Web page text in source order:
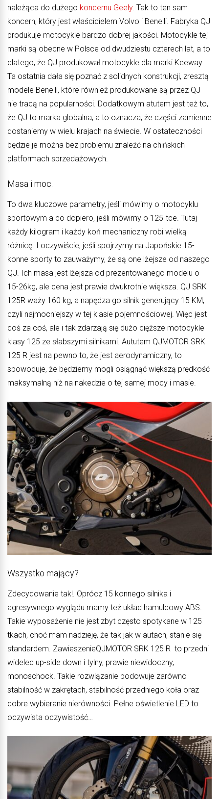
należąca do dużego koncernu Geely. Tak to ten sam
koncern, który jest właścicielem Volvo i Benelli. Fabryka QJ
produkuje motocykle bardzo dobrej jakości. Motocykle tej
marki są obecne w Polsce od dwudziestu czterech lat, a to
dlatego, że QJ produkował motocykle dla marki Keeway.
Ta ostatnia dała się poznać z solidnych konstrukcji, zresztą
modele Benelli, które również produkowane są przez QJ
nie tracą na popularności. Dodatkowym atutem jest też to,
że QJ to marka globalna, a to oznacza, że części zamienne
dostaniemy w wielu krajach na świecie. W ostateczności
będzie je można bez problemu znaleźć na chińskich
platformach sprzedażowych.
Masa i moc.
To dwa kluczowe parametry, jeśli mówimy o motocyklu
sportowym a co dopiero, jeśli mówimy o 125-tce. Tutaj
każdy kilogram i każdy koń mechaniczny robi wielką
różnicę. I oczywiście, jeśli spojrzymy na Japońskie 15-
konne sporty to zauważymy, że są one lżejsze od naszego
QJ. Ich masa jest lżejsza od prezentowanego modelu o
15-26kg, ale cena jest prawie dwukrotnie większa. QJ SRK
125R waży 160 kg, a napędza go silnik generujący 15 KM,
czyli najmocniejszy w tej klasie pojemnościowej. Więc jest
coś za coś, ale i tak zdarzają się dużo cięższe motocykle
klasy 125 ze słabszymi silnikami. Aututem QJMOTOR SRK
125 R jest na pewno to, że jest aerodynamiczny, to
spowoduje, że będziemy mogli osiągnąć większą prędkość
maksymalną niż na nakedzie o tej samej mocy i masie.
Wszystko mający?
Zdecydowanie tak!. Oprócz 15 konnego silnika i
agresywnego wyglądu mamy też układ hamulcowy ABS.
Takie wyposażenie nie jest zbyt często spotykane w 125
tkach, choć mam nadzieję, że tak jak w autach, stanie się
standardem. ZawieszenieQJMOTOR SRK 125 R to przedni
widelec up-side down i tylny, prawie niewidoczny,
monoschock. Takie rozwiązanie podowuje zarówno
stabilność w zakrętach, stabilność przedniego koła oraz
dobre wybieranie nierówności. Pełne oświetlenie LED to
oczywista oczywistość…